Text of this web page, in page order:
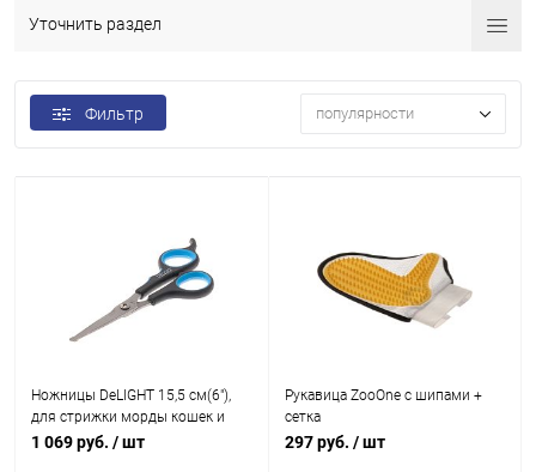
Уточнить раздел
Фильтр популярности
Ножницы DeLIGHT 15,5 см(6"),
для стрижки морды кошек и
собак, с закругл.
1 069 руб. / шт
Рукавица ZooOne с шипами +
сетка
297 руб. / шт